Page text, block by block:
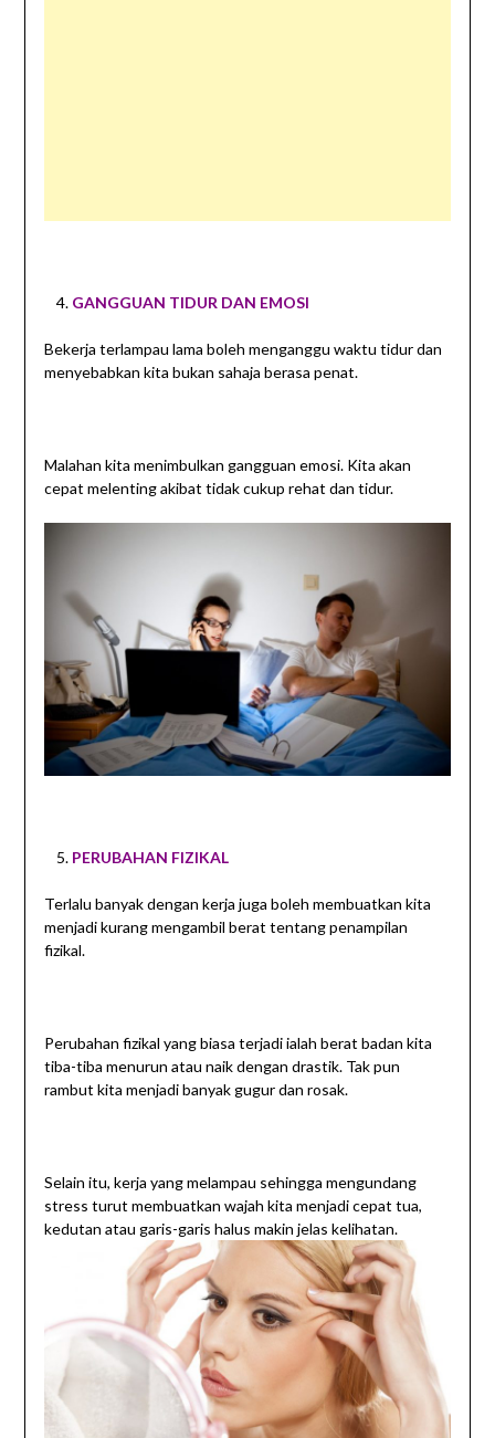
GANGGUAN TIDUR DAN EMOSI
Bekerja terlampau lama boleh menganggu waktu tidur dan
menyebabkan kita bukan sahaja berasa penat.
Malahan kita menimbulkan gangguan emosi. Kita akan
cepat melenting akibat tidak cukup rehat dan tidur.
PERUBAHAN FIZIKAL
Terlalu banyak dengan kerja juga boleh membuatkan kita
menjadi kurang mengambil berat tentang penampilan
fizikal.
Perubahan fizikal yang biasa terjadi ialah berat badan kita
tiba-tiba menurun atau naik dengan drastik. Tak pun
rambut kita menjadi banyak gugur dan rosak.
Selain itu, kerja yang melampau sehingga mengundang
stress turut membuatkan wajah kita menjadi cepat tua,
kedutan atau garis-garis halus makin jelas kelihatan.